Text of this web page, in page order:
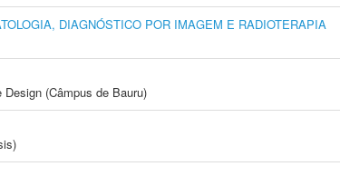
DIAGNÓSTICO POR IMAGEM E RADIOTERAPIA
(Câmpus de Bauru)